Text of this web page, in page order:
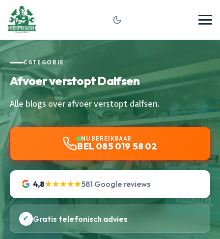
CATEGORIE
Afvoer verstopt Dalfsen
Alle blogs over afvoer verstopt dalfsen.
NU BEREIKBAAR
BEL 085 019 58 02
4,8★★★★★581 Google reviews
✓ Gratis telefonisch advies